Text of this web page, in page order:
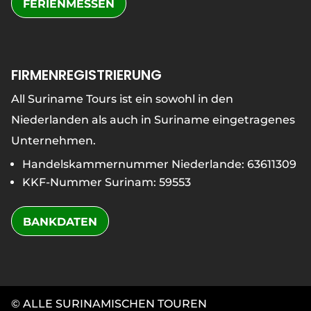
FERIENMESSEN
FIRMENREGISTRIERUNG
All Suriname Tours ist ein sowohl in den
Niederlanden als auch in Suriname eingetragenes
Unternehmen.
Handelskammernummer Niederlande: 63611309
KKF-Nummer Surinam: 59553
BANKDATEN
© ALLE SURINAMISCHEN TOUREN